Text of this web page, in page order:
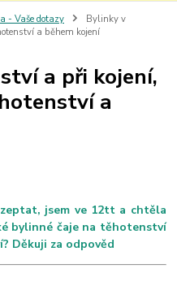
- Vaše dotazy
Bylinky v
a během kojení
a při kojení,
a
jsem ve 12tt a chtěla
bylinné čaje na těhotenství
Děkuji za odpověd